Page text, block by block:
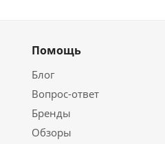
Помощь
Блог
Вопрос-ответ
Бренды
Обзоры